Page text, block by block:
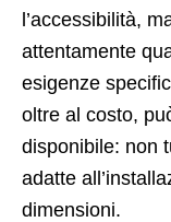
l’accessibilità,
attentamente
esigenze
oltre al costo,
disponibile: non
adatte
dimensioni.